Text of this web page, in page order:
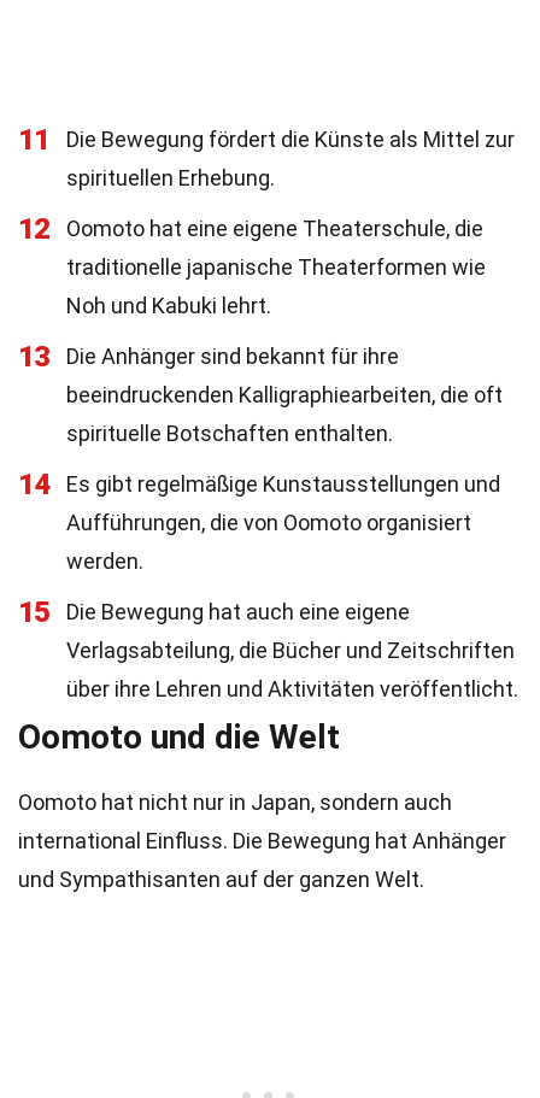
11
Die Bewegung fördert die Künste als Mittel zur
spirituellen Erhebung.
12
Oomoto hat eine eigene Theaterschule, die
traditionelle japanische Theaterformen wie
Noh und Kabuki lehrt.
13
Die Anhänger sind bekannt für ihre
beeindruckenden Kalligraphiearbeiten, die oft
spirituelle Botschaften enthalten.
14
Es gibt regelmäßige Kunstausstellungen und
Aufführungen, die von Oomoto organisiert
werden.
15
Die Bewegung hat auch eine eigene
Verlagsabteilung, die Bücher und Zeitschriften
über ihre Lehren und Aktivitäten veröffentlicht.
Oomoto und die Welt
Oomoto hat nicht nur in Japan, sondern auch
international Einfluss. Die Bewegung hat Anhänger
und Sympathisanten auf der ganzen Welt.